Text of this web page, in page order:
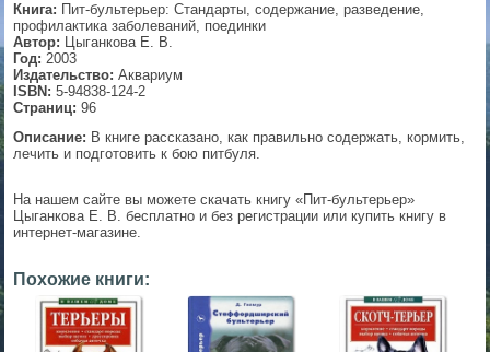
Книга: Пит-бультерьер: Стандарты, содержание, разведение,
профилактика заболеваний, поединки
Автор: Цыганкова Е. В.
Год: 2003
Издательство: Аквариум
ISBN: 5-94838-124-2
Страниц: 96
Описание: В книге рассказано, как правильно содержать, кормить,
лечить и подготовить к бою питбуля.
На нашем сайте вы можете скачать книгу «Пит-бультерьер»
Цыганкова Е. В. бесплатно и без регистрации или купить книгу в
интернет-магазине.
Похожие книги:
▼
▼
▼
▼